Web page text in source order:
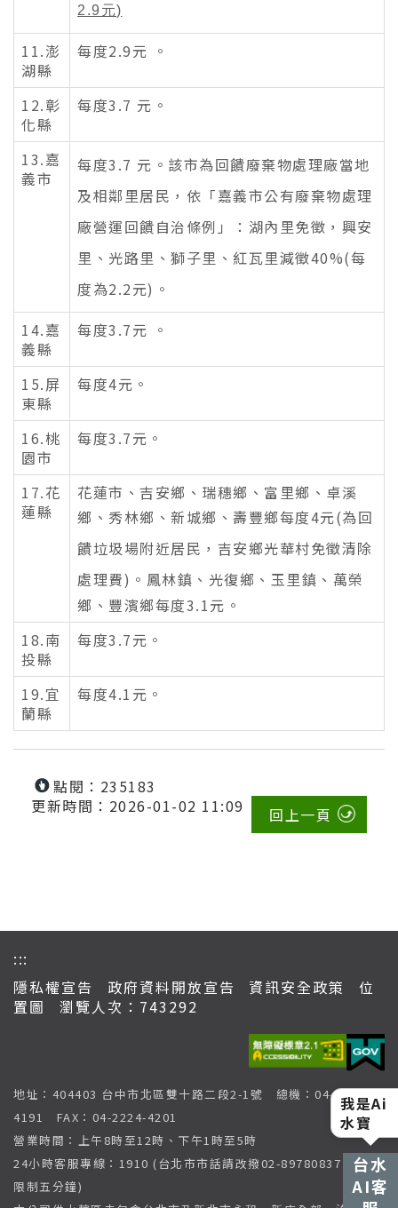
2.9元)
11.澎
湖縣
每度2.9元 。
12.彰
化縣
每度3.7 元。
13.嘉
義市
每度3.7 元。 該市為回饋廢棄物處理廠當地
及相鄰里居民，依「嘉義市公有廢棄物處理
廠營運回饋自治條例」：湖內里免徵，興安
里、光路里、獅子里、紅瓦里減徵40%(每
度為2.2元)。
14.嘉
義縣
每度3.7元 。
15.屏
東縣
每度4元。
16.桃
園市
每度3.7元。
17.花
蓮縣
花蓮市、吉安鄉、瑞穗鄉、富里鄉、卓溪
鄉、秀林鄉、新城鄉、壽豐鄉每度4元(為回
饋垃圾場附近居民，吉安鄉光華村免徵清除
處理費) 。鳳林鎮、光復鄉、玉里鎮、萬榮
鄉、豐濱鄉每度3.1元。
18.南
投縣
每度3.7元。
19.宜
蘭縣
每度4.1元。
點閱：235183
更新時間：2026-01-02 11:09
回上一頁
:::
隱私權宣告
政府資料開放宣告 資訊安全政策
位
置圖
瀏覽人次：743292
地址：404403 台中市北區雙十路二段2-1號 總機：04-2224-
4191 FAX：04-2224-4201
營業時間：上午8時至12時、下午1時至5時
24小時客服專線：1910 (台北市市話請改撥02-89780837，通話
限制五分鐘)
我是Ai
水寶
台水
AI客